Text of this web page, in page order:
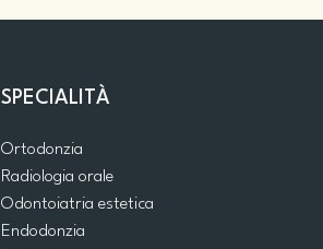
SPECIALITÀ
Ortodonzia
Radiologia orale
Odontoiatria estetica
Endodonzia